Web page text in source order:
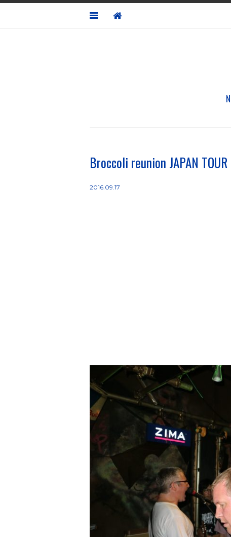
Broccoli reunion JAPAN
2016.09.17